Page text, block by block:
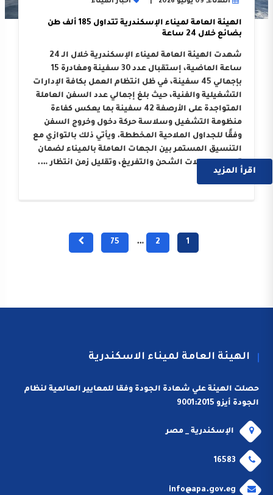
الهيئة العامة لميناء الإسكندرية تتداول 185 ألف طن
بضائع خلال 24 ساعة
شهدت الهيئة العامة لميناء الإسكندرية خلال الـ 24
ساعة الماضية، إستقبال عدد 30 سفينة ومغادرة 15
بإجمالي 45 سفينة، في ظل انتظام العمل بكافة الإدارات
التشغيلية والفنية، حيث بلغ إجمالي عدد السفن العاملة
المتواجدة على الأرصفة 42 سفينة بما يعكس كفاءة
منظومة التشغيل وسلاسة حركة دخول وخروج السفن
وفقًا للجداول الملاحية المخططة. ويأتي ذلك بالتوازي مع
التنسيق المستمر بين الجهات العاملة بالميناء لضمان
تسريع معدلات الشحن والتفريغ، وتقليل زمن انتظار ….
اقرأ المزيد
1
2
…
75
الهيئة العامة لميناء الاسكندرية
حصلت الهيئة علي شهادة الجودة وفقا للمعايير العالمية لنظام
الجودة أيزو 9001:2015
الإسكندرية _ مصر
16583
info@apa.gov.eg